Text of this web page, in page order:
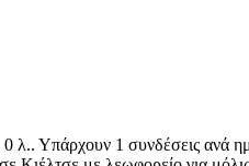
0 λ.. Υπάρχουν 1 συνδέσεις ανά